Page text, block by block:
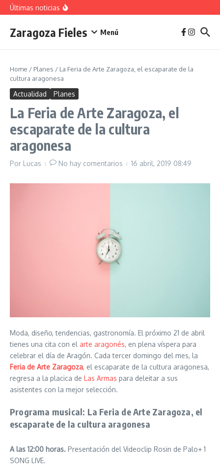
Saltar al contenido
Últimas noticias
Descubre el Parque del Agua Luis Buñuel: tu oasis
Plan de Acción del Ruido de Zaragoza 2025-
2029: Implicaciones y Objetivos
Zaragoza Fieles Menú
Home / Planes / La Feria de Arte Zaragoza, el escaparate de la
cultura aragonesa
Actualidad Planes
La Feria de Arte Zaragoza, el
escaparate de la cultura
aragonesa
Por Lucas No hay comentarios 16 abril, 2019 08:49
Moda, diseño, tendencias, gastronomía. El próximo 21 de abril
tienes una cita con el arte aragonés, en plena víspera para
celebrar el día de Aragón. Cada tercer domingo del mes, la
Feria de Arte Zaragoza, el escaparate de la cultura aragonesa,
regresa a la placica de Las Armas para deleitar a sus
asistentes con la mejor selección.
Programa musical: La Feria de Arte Zaragoza, el
escaparate de la cultura aragonesa
A las 12:00 horas. Presentación del Videoclip Rosin de Palo+ 1
SONG LIVE.